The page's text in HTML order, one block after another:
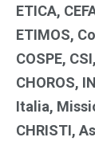
ETICA,
ETIMOS,
COSPE, CSI,
CHOROS,
Italia,
CHRISTI,